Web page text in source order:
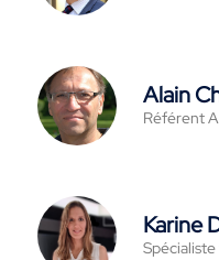
Alain
Référent
Karine